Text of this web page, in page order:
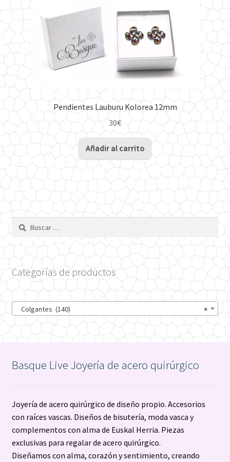
la
página
de
producto
Pendientes Lauburu Kolorea 12mm
30€
Añadir al carrito
Buscar:
Categorías de productos
×
Colgantes (140)
Basque Live Joyería de acero quirúrgico
Joyería de acero quirúrgico de diseño propio. Accesorios
con raíces vascas. Diseños de bisutería, moda vasca y
complementos con alma de Euskal Herria. Piezas
exclusivas para regalar de acero quirúrgico.
Diseñamos con alma, corazón y sentimiento, creando